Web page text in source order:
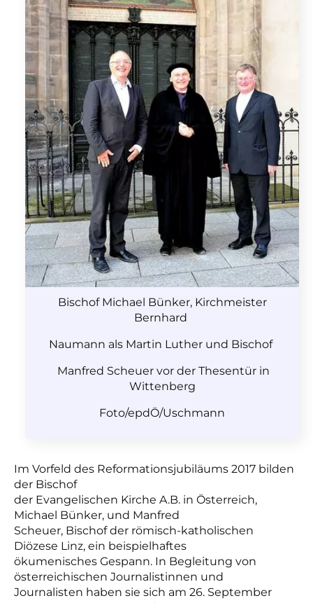
Bischof Michael Bünker, Kirchmeister
Bernhard
Naumann als Martin Luther und Bischof
Manfred Scheuer vor der Thesentür in
Wittenberg
Foto/epdÖ/Uschmann
Im Vorfeld des Reformationsjubiläums 2017 bilden
der Bischof
der Evangelischen Kirche A.B. in Österreich,
Michael Bünker, und Manfred
Scheuer, Bischof der römisch-katholischen
Diözese Linz, ein beispielhaftes
ökumenisches Gespann. In Begleitung von
österreichischen Journalistinnen und
Journalisten haben sie sich am 26. September